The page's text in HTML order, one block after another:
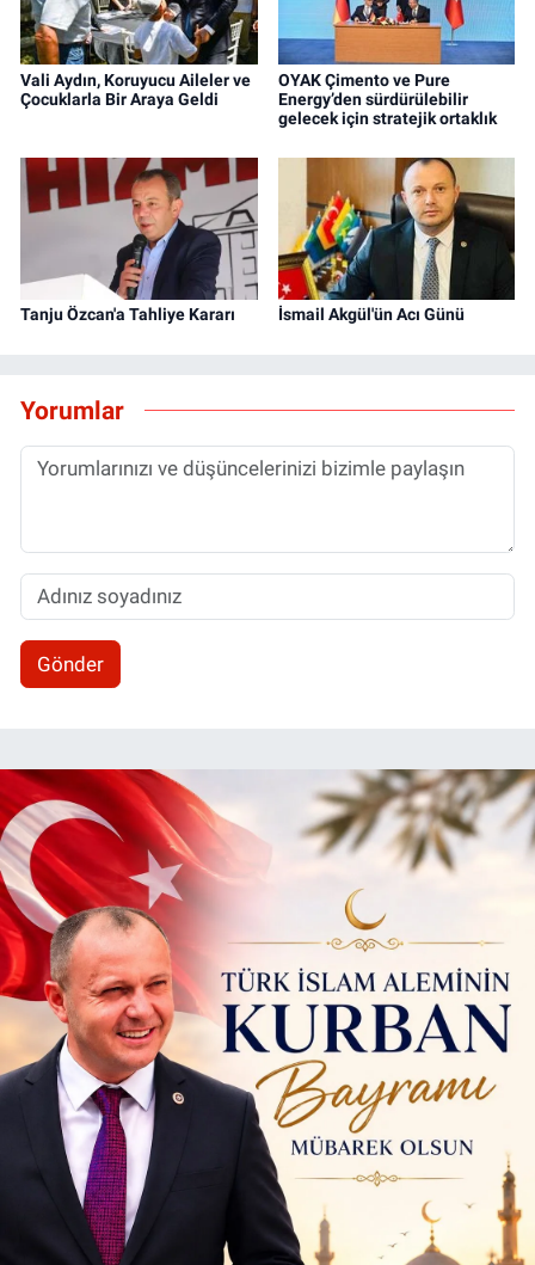
Vali Aydın, Koruyucu Aileler ve
Çocuklarla Bir Araya Geldi
OYAK Çimento ve Pure
Energy’den sürdürülebilir
gelecek için stratejik ortaklık
Tanju Özcan'a Tahliye Kararı İsmail Akgül'ün Acı Günü
Yorumlar
Gönder